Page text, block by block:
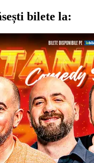
bilete la: